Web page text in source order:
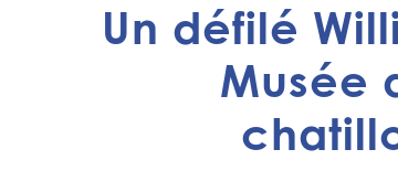
Un défilé
Musée